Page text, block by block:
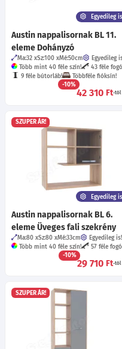
Egyedileg
Austin nappalisornak BL 11.
eleme Dohányzó
Ma:32 Sz:100 Mé:50cm
Egyedileg
Több mint 40 féle szín!
43 féle
9 féle bútorláb!
Többféle fióksín!
-10%
42 310 Ft-tól
SZUPER ÁR!
Egyedileg
Austin nappalisornak BL 6.
eleme Üveges fali szekrény
Ma:80 Sz:80 Mé:33cm
Egyedileg is!
Több mint 40 féle szín!
57 féle
-10%
29 710 Ft-tól
SZUPER ÁR!